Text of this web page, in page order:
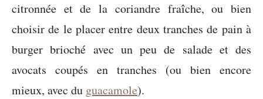
citronnée et de la coriandre fraîche, ou bien
choisir de le placer entre deux tranches de pain à
burger brioché avec un peu de salade et des
avocats coupés en tranches (ou bien encore
mieux, avec du guacamole).